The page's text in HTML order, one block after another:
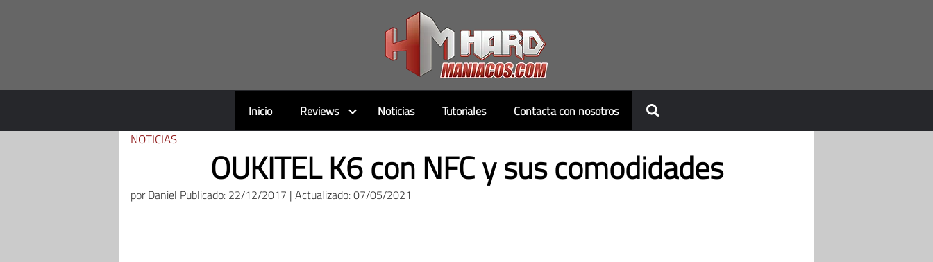
Inicio Reviews Noticias Tutoriales Contacta con nosotros
NOTICIAS
OUKITEL K6 con NFC y sus comodidades
porDaniel Publicado: 22/12/2017 | Actualizado: 07/05/2021